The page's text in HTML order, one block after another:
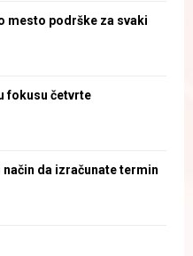
mesto podrške za svaki
fokusu četvrte
način da izračunate termin